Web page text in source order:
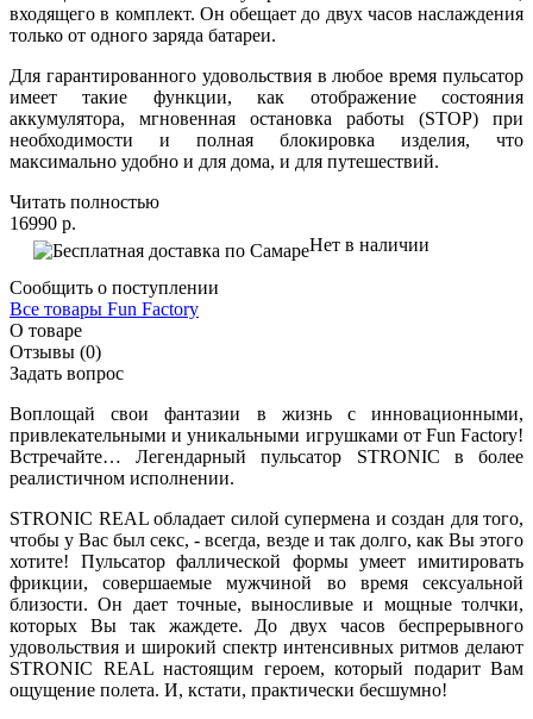
входящего в комплект. Он обещает до двух часов наслаждения
только от одного заряда батареи.
Для гарантированного удовольствия в любое время пульсатор
имеет такие функции, как отображение состояния
аккумулятора, мгновенная остановка работы (STOP) при
необходимости и полная блокировка изделия, что
максимально удобно и для дома, и для путешествий.
Читать полностью
16990 р.
Нет в наличии
Сообщить о поступлении
Все товары Fun Factory
О товаре
Отзывы (0)
Задать вопрос
Воплощай свои фантазии в жизнь с инновационными,
привлекательными и уникальными игрушками от Fun Factory!
Встречайте… Легендарный пульсатор STRONIC в более
реалистичном исполнении.
STRONIC REAL обладает силой супермена и создан для того,
чтобы у Вас был секс, - всегда, везде и так долго, как Вы этого
хотите! Пульсатор фаллической формы умеет имитировать
фрикции, совершаемые мужчиной во время сексуальной
близости. Он дает точные, выносливые и мощные толчки,
которых Вы так жаждете. До двух часов беспрерывного
удовольствия и широкий спектр интенсивных ритмов делают
STRONIC REAL настоящим героем, который подарит Вам
ощущение полета. И, кстати, практически бесшумно!